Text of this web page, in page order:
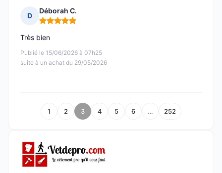
D
Déborah C.
Note : 5 sur 5
Publié le 15/06/2026 à 07h25
suite à un achat du 29/05/2026
Très bien
1 2 3 4 5 6 … 252